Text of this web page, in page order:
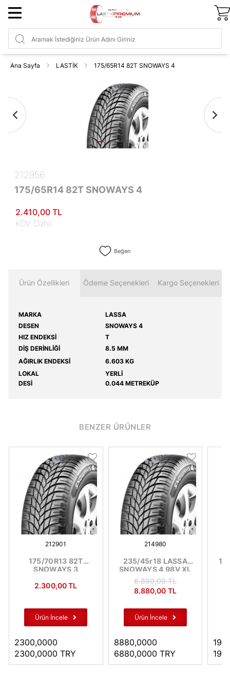
Ana Sayfa LASTİK 175/65R14 82T SNOWAYS 4
175/65R14 82T SNOWAYS 4
212956
2.410,00 TL
KDV Dahil
Beğen
Ürün Özellikleri Ödeme Seçenekleri Kargo Seçenekleri
MARKA
LASSA
DESEN
SNOWAYS 4
HIZ ENDEKSİ
T
DİŞ DERİNLİĞİ
8.5 MM
AĞIRLIK ENDEKSİ
6.603 KG
LOKAL
YERLİ
DESİ
0.044 METREKÜP
BENZER ÜRÜNLER
175/70R13 82T
SNOWAYS 3
212901
2.300,00TL
Ürün İncele
2300,0000
2300,0000 TRY
235/45r18 LASSA
SNOWAYS 4 98V XL
214980
6.880,00TL
8.880,00 TL
Ürün İncele
8880,0000
6880,0000 TRY